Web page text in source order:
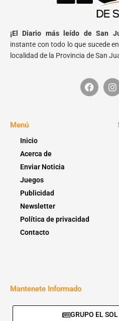
¡El Diario más leído de San
instante con todo lo que sucede
localidad de la Provincia de San
Menú
Inicio
Acerca de
Enviar Noticia
Juegos
Publicidad
Newsletter
Política de privacidad
Contacto
Mantenete Informado
GRUPO EL